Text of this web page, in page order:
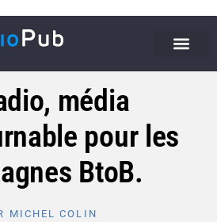
média
pour les
BtoB.
MICHEL COLIN